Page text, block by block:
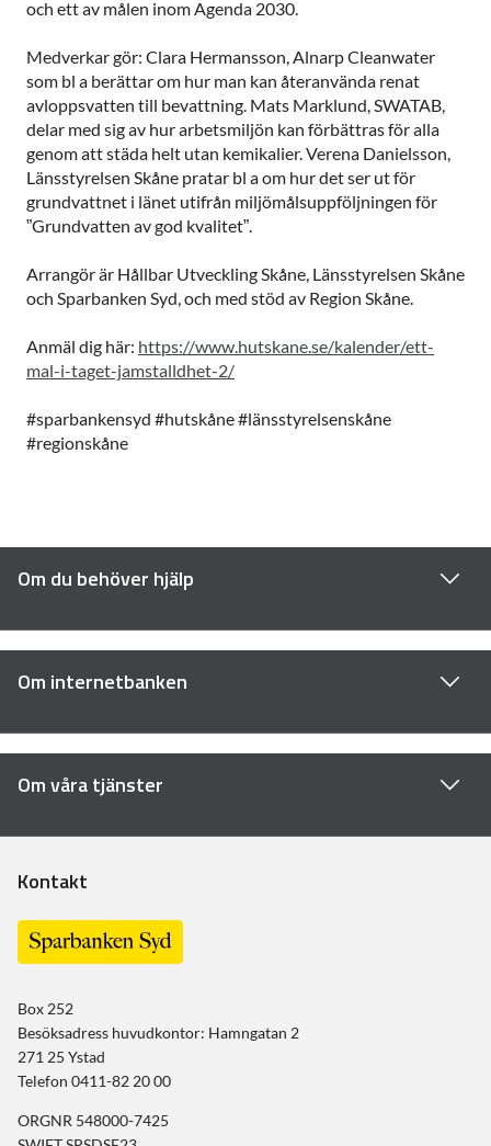
och ett av målen inom Agenda 2030.
Medverkar gör: Clara Hermansson, Alnarp Cleanwater
som bl a berättar om hur man kan återanvända renat
avloppsvatten till bevattning. Mats Marklund, SWATAB,
delar med sig av hur arbetsmiljön kan förbättras för alla
genom att städa helt utan kemikalier. Verena Danielsson,
Länsstyrelsen Skåne pratar bl a om hur det ser ut för
grundvattnet i länet utifrån miljömålsuppföljningen för
”Grundvatten av god kvalitet”.
Arrangör är Hållbar Utveckling Skåne, Länsstyrelsen Skåne
och Sparbanken Syd, och med stöd av Region Skåne.
Anmäl dig här: https://www.hutskane.se/kalender/ett-
mal-i-taget-jamstalldhet-2/
#sparbankensyd #hutskåne #länsstyrelsenskåne
#regionskåne
Om du behöver hjälp
Om internetbanken
Om våra tjänster
Kontakt
Box 252
Besöksadress huvudkontor: Hamngatan 2
271 25 Ystad
Telefon 0411-82 20 00
ORGNR 548000-7425